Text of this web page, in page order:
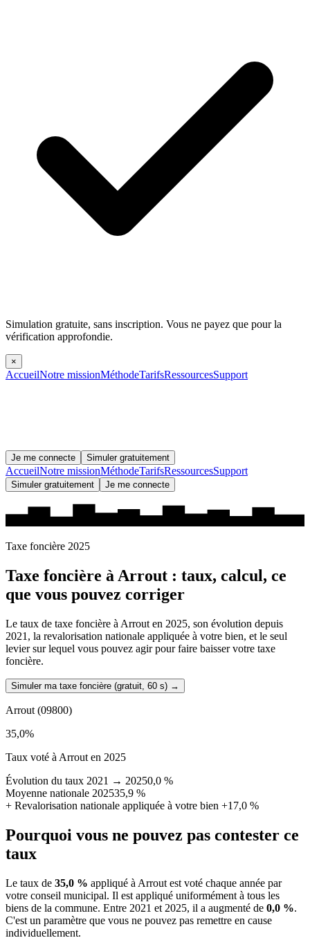
Simulation gratuite, sans inscription. Vous ne payez que pour la
vérification approfondie.
×
AccueilNotre missionMéthodeTarifsRessourcesSupport
Je me connecte Simuler gratuitement
AccueilNotre missionMéthodeTarifsRessourcesSupport
Simuler gratuitement Je me connecte
Taxe foncière 2025
Taxe foncière àArrout : taux, calcul, ce
que vous pouvez corriger
Le taux de taxe foncière à Arrout en 2025, son évolution depuis
2021, la revalorisation nationale appliquée à votre bien, et le seul
levier sur lequel vous pouvez agir pour faire baisser votre taxe
foncière.
Simuler ma taxe foncière (gratuit, 60 s) →
Arrout (09800)
35,0%
Taux voté à Arrout en 2025
Évolution du taux 2021 → 20250,0 %
Moyenne nationale 202535,9 %
+ Revalorisation nationale appliquée à votre bien +17,0 %
Pourquoi vous ne pouvez pas contester ce
taux
Le taux de 35,0 % appliqué à Arrout est voté chaque année par
votre conseil municipal. Il est appliqué uniformément à tous les
biens de la commune. Entre 2021 et 2025, il a augmenté de 0,0 %.
C'est un paramètre que vous ne pouvez pas remettre en cause
individuellement.